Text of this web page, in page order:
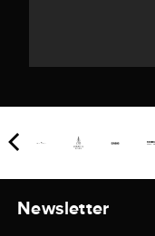
Newsletter